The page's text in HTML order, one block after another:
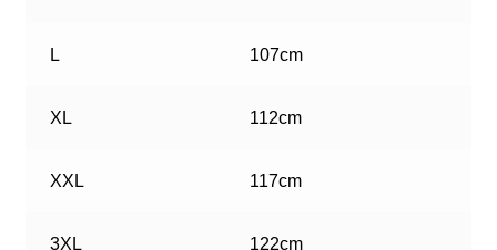
L 107cm
XL 112cm
XXL 117cm
3XL 122cm